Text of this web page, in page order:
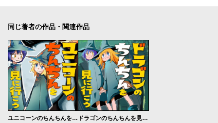
同じ著者の作品・関連作品
ユニコーンのちんちんを見に行こう ドラゴンのちんちんを見に行こう